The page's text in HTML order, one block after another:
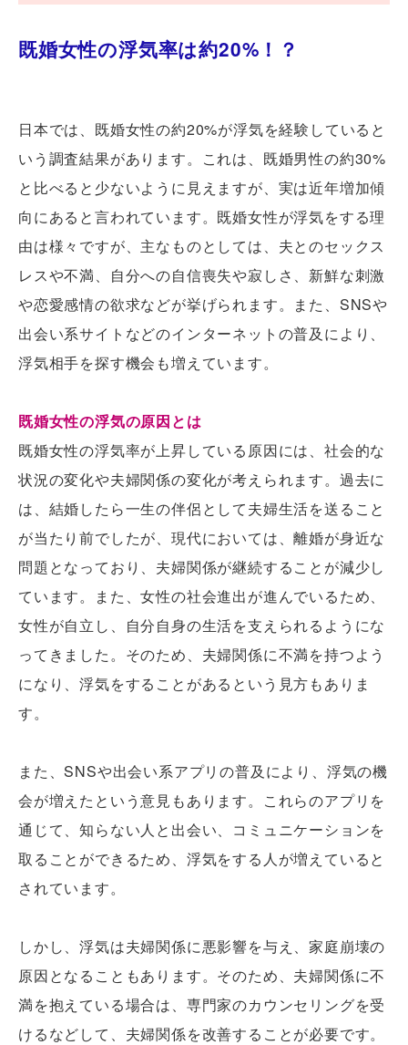
既婚女性の浮気率は約20%！？
日本では、既婚女性の約20%が浮気を経験していると
いう調査結果があります。これは、既婚男性の約30%
と比べると少ないように見えますが、実は近年増加傾
向にあると言われています。既婚女性が浮気をする理
由は様々ですが、主なものとしては、夫とのセックス
レスや不満、自分への自信喪失や寂しさ、新鮮な刺激
や恋愛感情の欲求などが挙げられます。また、SNSや
出会い系サイトなどのインターネットの普及により、
浮気相手を探す機会も増えています。
既婚女性の浮気の原因とは
既婚女性の浮気率が上昇している原因には、社会的な
状況の変化や夫婦関係の変化が考えられます。過去に
は、結婚したら一生の伴侶として夫婦生活を送ること
が当たり前でしたが、現代においては、離婚が身近な
問題となっており、夫婦関係が継続することが減少し
ています。また、女性の社会進出が進んでいるため、
女性が自立し、自分自身の生活を支えられるようにな
ってきました。そのため、夫婦関係に不満を持つよう
になり、浮気をすることがあるという見方もありま
す。
また、SNSや出会い系アプリの普及により、浮気の機
会が増えたという意見もあります。これらのアプリを
通じて、知らない人と出会い、コミュニケーションを
取ることができるため、浮気をする人が増えていると
されています。
しかし、浮気は夫婦関係に悪影響を与え、家庭崩壊の
原因となることもあります。そのため、夫婦関係に不
満を抱えている場合は、専門家のカウンセリングを受
けるなどして、夫婦関係を改善することが必要です。